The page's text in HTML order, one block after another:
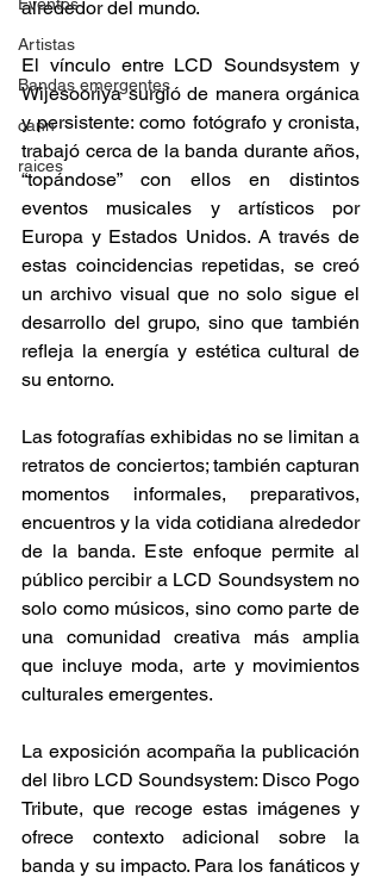
Artistas
Bandas emergentes
cann
raices
alrededor del mundo.
El vínculo entre LCD Soundsystem y
Wijesooriya surgió de manera orgánica
y persistente: como fotógrafo y cronista,
trabajó cerca de la banda durante años,
“topándose” con ellos en distintos
eventos musicales y artísticos por
Europa y Estados Unidos. A través de
estas coincidencias repetidas, se creó
un archivo visual que no solo sigue el
desarrollo del grupo, sino que también
refleja la energía y estética cultural de
su entorno.
Las fotografías exhibidas no se limitan a
retratos de conciertos; también capturan
momentos informales, preparativos,
encuentros y la vida cotidiana alrededor
de la banda. Este enfoque permite al
público percibir a LCD Soundsystem no
solo como músicos, sino como parte de
una comunidad creativa más amplia
que incluye moda, arte y movimientos
culturales emergentes.
La exposición acompaña la publicación
del libro LCD Soundsystem: Disco Pogo
Tribute, que recoge estas imágenes y
ofrece contexto adicional sobre la
banda y su impacto. Para los fanáticos y